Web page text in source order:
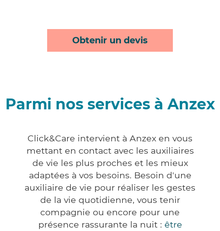
Obtenir un devis
Parmi nos services à Anzex
Click&Care intervient à Anzex en vous
mettant en contact avec les auxiliaires
de vie les plus proches et les mieux
adaptées à vos besoins. Besoin d'une
auxiliaire de vie pour réaliser les gestes
de la vie quotidienne, vous tenir
compagnie ou encore pour une
présence rassurante la nuit : être